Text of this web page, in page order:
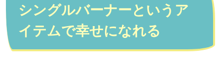
シングルバーナーというア
イテムで幸せになれる